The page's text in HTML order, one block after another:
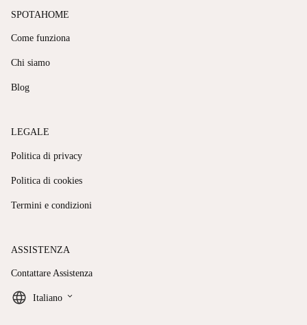
SPOTAHOME
Come funziona
Chi siamo
Blog
LEGALE
Politica di privacy
Politica di cookies
Termini e condizioni
ASSISTENZA
Contattare Assistenza
Italiano keyboard_arrow_down